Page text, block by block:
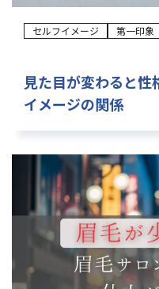
セルフイメージ 第一印象
見た目が変わると性
イメージの関係